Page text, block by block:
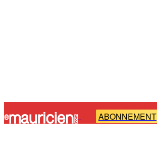
- ABONNEMENT